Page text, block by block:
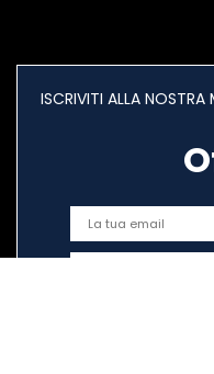
ISCRIVITI ALLA NOSTRA